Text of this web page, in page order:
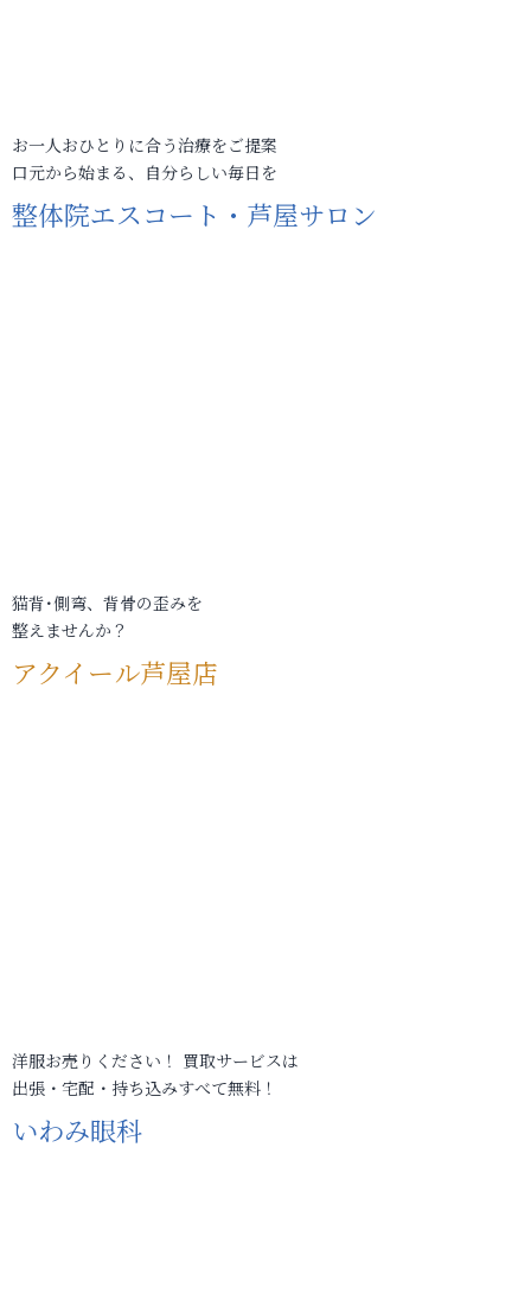
お一人おひとりに合う治療をご提案
口元から始まる、自分らしい毎日を
整体院エスコート・芦屋サロン
猫背･側弯、背骨の歪みを
整えませんか？
アクイール芦屋店
洋服お売りください！ 買取サービスは
出張・宅配・持ち込みすべて無料！
いわみ眼科